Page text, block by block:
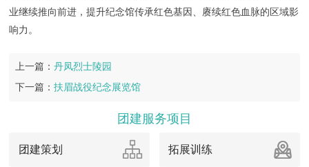
业继续推向前进，提升纪念馆传承红色基因、赓续红色血脉的区域影
响力。
上一篇：丹凤烈士陵园
下一篇：扶眉战役纪念展览馆
团建服务项目
团建策划 拓展训练